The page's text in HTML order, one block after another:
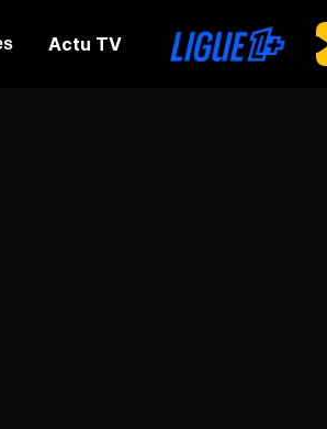
Actu TV